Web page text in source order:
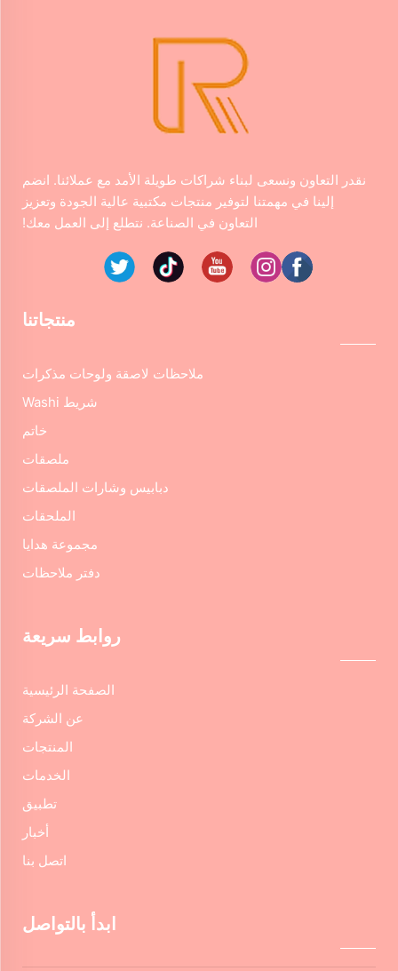
نقدر التعاون ونسعى لبناء شراكات طويلة الأمد مع عملائنا. انضم
إلينا في مهمتنا لتوفير منتجات مكتبية عالية الجودة وتعزيز
التعاون في الصناعة. نتطلع إلى العمل معك!
منتجاتنا
ملاحظات لاصقة ولوحات مذكرات
شريط Washi
خاتم
ملصقات
دبابيس وشارات الملصقات
الملحقات
مجموعة هدايا
دفتر ملاحظات
روابط سريعة
الصفحة الرئيسية
عن الشركة
المنتجات
الخدمات
تطبيق
أخبار
اتصل بنا
ابدأ بالتواصل